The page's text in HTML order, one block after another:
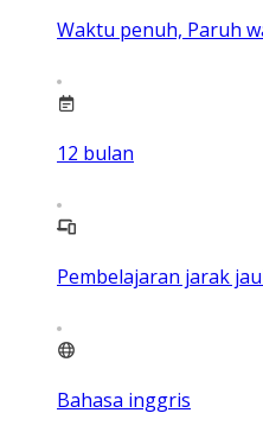
Waktu penuh, Paruh
12 bulan
Pembelajaran jarak
Bahasa inggris